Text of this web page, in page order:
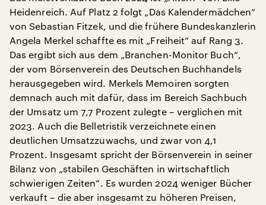
Heidenreich. Auf Platz 2 folgt „Das Kalendermädchen“
von Sebastian Fitzek, und die frühere Bundeskanzlerin
Angela Merkel schaffte es mit „Freiheit“ auf Rang 3.
Das ergibt sich aus dem „Branchen-Monitor Buch“,
der vom Börsenverein des Deutschen Buchhandels
herausgegeben wird. Merkels Memoiren sorgten
demnach auch mit dafür, dass im Bereich Sachbuch
der Umsatz um 7,7 Prozent zulegte – verglichen mit
2023. Auch die Belletristik verzeichnete einen
deutlichen Umsatzzuwachs, und zwar von 4,1
Prozent. Insgesamt spricht der Börsenverein in seiner
Bilanz von „stabilen Geschäften in wirtschaftlich
schwierigen Zeiten“. Es wurden 2024 weniger Bücher
verkauft – die aber insgesamt zu höheren Preisen,